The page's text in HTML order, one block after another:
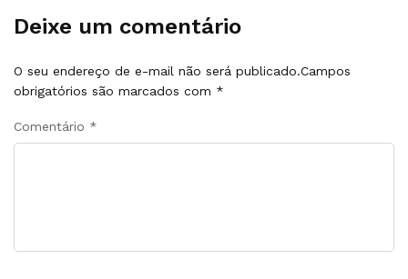
Deixe um comentário
O seu endereço de e-mail não será publicado.Campos
obrigatórios são marcados com *
Comentário *